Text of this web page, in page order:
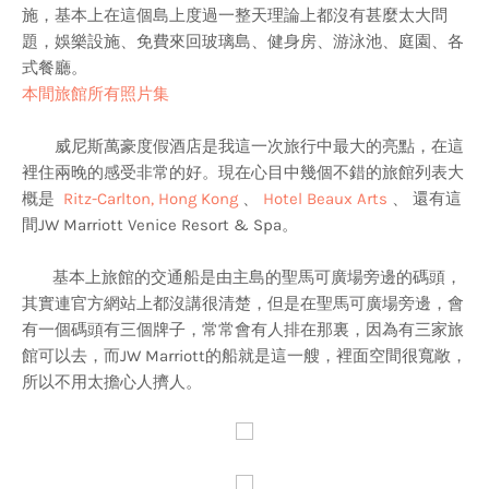
施，基本上在這個島上度過一整天理論上都沒有甚麼太大問
題，娛樂設施、免費來回玻璃島、健身房、游泳池、庭園、各
式餐廳。
本間旅館所有照片集
威尼斯萬豪度假酒店是我這一次旅行中最大的亮點，在這
裡住兩晚的感受非常的好。現在心目中幾個不錯的旅館列表大
概是 Ritz-Carlton, Hong Kong 、 Hotel Beaux Arts 、 還有這
間JW Marriott Venice Resort & Spa。
基本上旅館的交通船是由主島的聖馬可廣場旁邊的碼頭，
其實連官方網站上都沒講很清楚，但是在聖馬可廣場旁邊，會
有一個碼頭有三個牌子，常常會有人排在那裏，因為有三家旅
館可以去，而JW Marriott的船就是這一艘，裡面空間很寬敞，
所以不用太擔心人擠人。